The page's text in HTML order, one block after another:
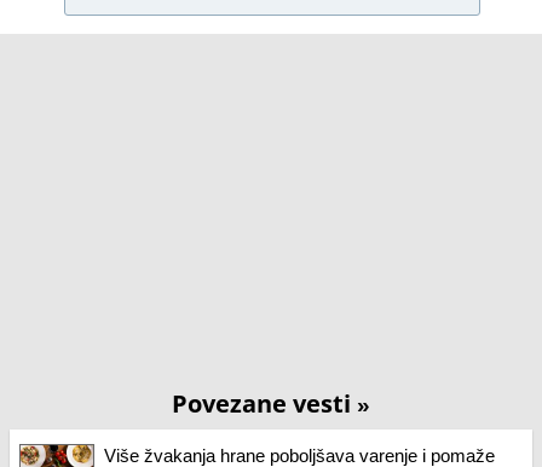
Povezane vesti »
Više žvakanja hrane poboljšava varenje i pomaže